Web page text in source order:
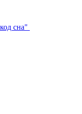
сна"